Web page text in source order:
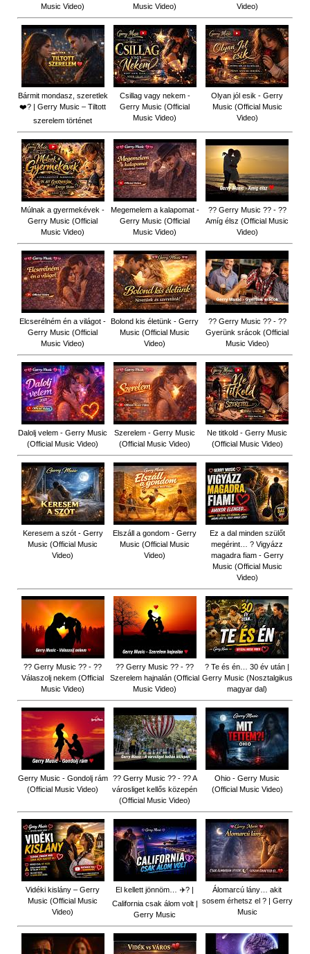
Music Video) Music Video) Video)
Bármit mondasz, szeretlek
❤️‍? | Gerry Music – Tiltott
szerelem történet
Csillag vagy nekem -
Gerry Music (Official
Music Video)
Olyan jól esik - Gerry
Music (Official Music
Video)
Múlnak a gyermekévek -
Gerry Music (Official
Music Video)
Megemelem a kalapomat -
Gerry Music (Official
Music Video)
?? Gerry Music ?? - ??
Amíg élsz (Official Music
Video)
Elcserélném én a világot -
Gerry Music (Official
Music Video)
Bolond kis életünk - Gerry
Music (Official Music
Video)
?? Gerry Music ?? - ??
Gyerünk srácok (Official
Music Video)
Dalolj velem - Gerry Music
(Official Music Video)
Szerelem - Gerry Music
(Official Music Video)
Ne titkold - Gerry Music
(Official Music Video)
Keresem a szót - Gerry
Music (Official Music
Video)
Elszáll a gondom - Gerry
Music (Official Music
Video)
Ez a dal minden szülőt
megérint… ? Vigyázz
magadra fiam - Gerry
Music (Official Music
Video)
?? Gerry Music ?? - ??
Válaszolj nekem (Official
Music Video)
?? Gerry Music ?? - ??
Szerelem hajnalán (Official
Music Video)
? Te és én… 30 év után |
Gerry Music (Nosztalgikus
magyar dal)
Gerry Music - Gondolj rám
(Official Music Video)
?? Gerry Music ?? - ?? A
városliget kellős közepén
(Official Music Video)
Ohio - Gerry Music
(Official Music Video)
Vidéki kislány – Gerry
Music (Official Music
Video)
El kellett jönnöm… ✈️? |
California csak álom volt |
Gerry Music
Álomarcú lány… akit
sosem érhetsz el ? | Gerry
Music